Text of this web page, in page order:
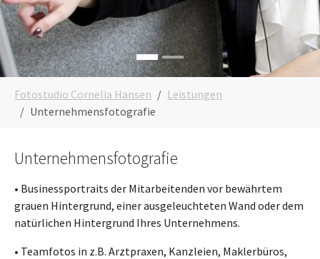
Fotostudio Cornelia Hansen
Leistungen
Unternehmensfotografie
Unternehmensfotografie
• Businessportraits der Mitarbeitenden vor bewährtem
grauen Hintergrund, einer ausgeleuchteten Wand oder dem
natürlichen Hintergrund Ihres Unternehmens.
• Teamfotos in z.B. Arztpraxen, Kanzleien, Maklerbüros,